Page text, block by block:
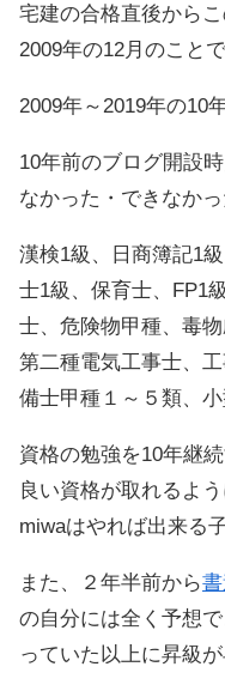
宅建の合格直後から
2009年の12月のことで
2009年～2019年の10
10年前のブログ開設
なかった・できなか
漢検1級、日商簿記1
士1級、保育士、FP1
士、危険物甲種、毒
第二種電気工事士、
備士甲種１～５類、
資格の勉強を10年継
良い資格が取れるよ
miwaはやれば出来る
また、２年半前から
の自分には全く予想
っていた以上に昇級